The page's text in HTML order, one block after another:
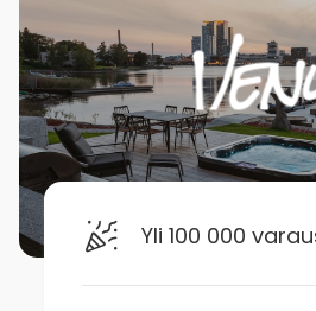
Yli 100 000